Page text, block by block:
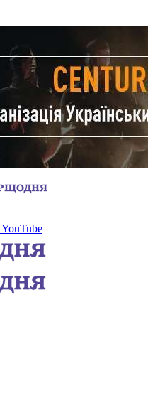
YouTube